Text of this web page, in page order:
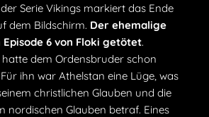
Serie Vikings markiert das Ende
dem Bildschirm. Der ehemalige
Episode 6 von Floki getötet.
dem Ordensbruder schon
ihn war Athelstan eine Lüge, was
christlichen Glauben und die
nordischen Glauben betraf. Eines